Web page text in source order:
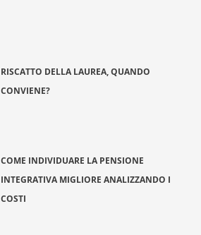
RISCATTO DELLA LAUREA, QUANDO
CONVIENE?
COME INDIVIDUARE LA PENSIONE
INTEGRATIVA MIGLIORE ANALIZZANDO I
COSTI